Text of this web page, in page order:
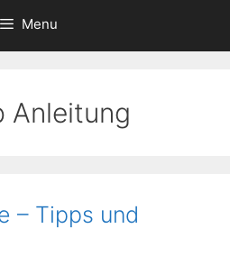
Menu
Anleitung
– Tipps und